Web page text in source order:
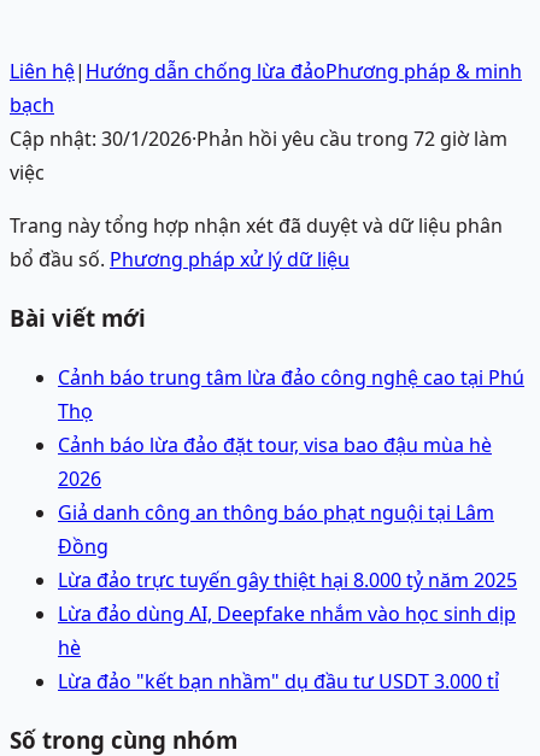
Liên hệ| Hướng dẫn chống lừa đảoPhương pháp & minh
bạch
Cập nhật: 30/1/2026·Phản hồi yêu cầu trong 72 giờ làm
việc
Trang này tổng hợp nhận xét đã duyệt và dữ liệu phân
bổ đầu số. Phương pháp xử lý dữ liệu
Bài viết mới
Cảnh báo trung tâm lừa đảo công nghệ cao tại Phú
Thọ
Cảnh báo lừa đảo đặt tour, visa bao đậu mùa hè
2026
Giả danh công an thông báo phạt nguội tại Lâm
Đồng
Lừa đảo trực tuyến gây thiệt hại 8.000 tỷ năm 2025
Lừa đảo dùng AI, Deepfake nhắm vào học sinh dịp
hè
Lừa đảo "kết bạn nhầm" dụ đầu tư USDT 3.000 tỉ
Số trong cùng nhóm